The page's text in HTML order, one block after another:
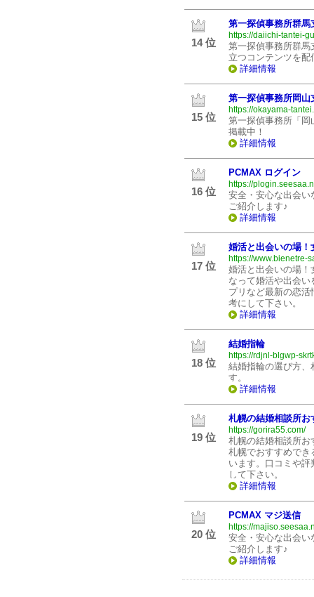
14 位
第一探偵事務所群馬
https://daiichi-tantei-
第一探偵事務所群馬
立つコンテンツを配
詳細情報
15 位
第一探偵事務所岡山
https://okayama-
第一探偵事務所「岡
掲載中！
詳細情報
16 位
PCMAX ログイン
https://
安全・安心な出会い
ご紹介します♪
詳細情報
17 位
婚活と出会いの場！
https://www.bienetre-
婚活と出会いの場！
なって婚活や出会
プリなど最新の恋
考にして下さい。
詳細情報
18 位
結婚指輪
https://rdjnl-blgwp-
結婚指輪の選び方、
す。
詳細情報
19 位
札幌の結婚相談所お
https://gorira55.com/
札幌の結婚相談所お
札幌でおすすめでき
います。口コミや
して下さい。
詳細情報
20 位
PCMAX マジ送信
https://
安全・安心な出会い
ご紹介します♪
詳細情報